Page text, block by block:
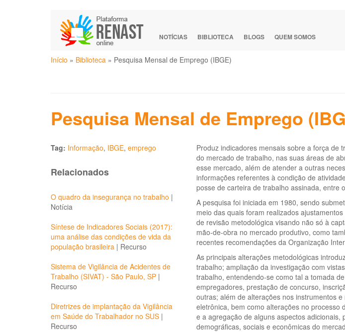
NOTÍCIAS BIBLIOTECA BLOGS QUEM SOMOS
Você
Início » Biblioteca » Pesquisa Mensal de Emprego (IBGE)
Pesquisa Mensal de Emprego
Tag: Informação, IBGE, emprego
Relacionados
O quadro da insegurança no trabalho |
Notícia
Síntese de Indicadores Sociais (2017):
uma análise das condições de vida da
população brasileira | Recurso
Sistema de Vigilância de Acidentes de
Trabalho (SIVAT) - São Paulo, SP |
Recurso
Diretrizes de implantação da Vigilância
em Saúde do Trabalhador no SUS |
Recurso
Produz indicadores mensais sobre a força de
do mercado de trabalho, nas suas áreas de
esse mercado, além de atender a outras
informações referentes à condição de
posse de carteira de trabalho assinada, entre
A pesquisa foi iniciada em 1980, sendo
meio das quais foram realizados
de revisão metodológica visando não só à
mão-de-obra no mercado produtivo, como
recentes recomendações da Organização
As principais alterações metodológicas
trabalho; ampliação da investigação com
trabalho, entendendo-se como tal a tomada
empregadores, prestação de concurso,
outras; além de alterações nos instrumentos
eletrônica, bem como alterações no
e a agregação de alguns aspectos
demográficas, sociais e econômicas do